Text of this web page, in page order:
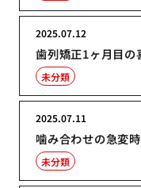
歯列矯正1ヶ月目の
2025.07.12
未分類
噛み合わせの急変
2025.07.11
未分類